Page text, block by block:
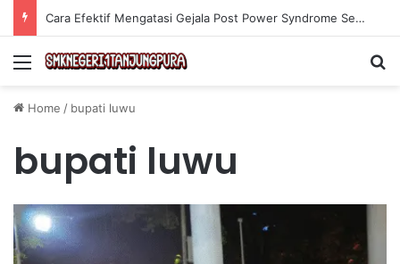
Cara Efektif Mengatasi Gejala Post Power Syndrome Setelah Pensiun Kerja
Menu
Home / bupati luwu
bupati luwu